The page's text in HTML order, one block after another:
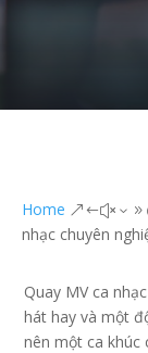
Home
nhạc chuyên
Quay MV ca
hát hay và một
nên một ca khúc